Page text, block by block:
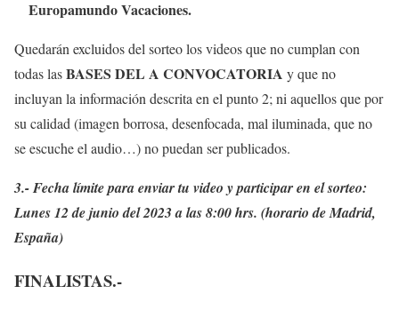
Europamundo Vacaciones.
Quedarán excluidos del sorteo los videos que no cumplan con
todas lasBASES DEL A CONVOCATORIA y que no
incluyan la información descrita en el punto 2; ni aquellos que por
su calidad (imagen borrosa, desenfocada, mal iluminada, que no
se escuche el audio…) no puedan ser publicados.
3.- Fecha límite para enviar tu video y participar en el sorteo:
Lunes 12 de junio del 2023 a las 8:00 hrs. (horario de Madrid,
España)
FINALISTAS.-